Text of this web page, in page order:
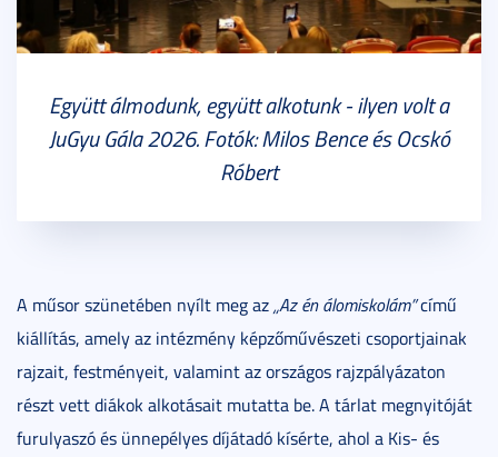
Együtt álmodunk, együtt alkotunk - ilyen volt a
JuGyu Gála 2026. Fotók: Milos Bence és Ocskó
Róbert
A műsor szünetében nyílt meg az„Az én álomiskolám”című
kiállítás, amely az intézmény képzőművészeti csoportjainak
rajzait, festményeit, valamint az országos rajzpályázaton
részt vett diákok alkotásait mutatta be. A tárlat megnyitóját
furulyaszó és ünnepélyes díjátadó kísérte, ahol a Kis- és